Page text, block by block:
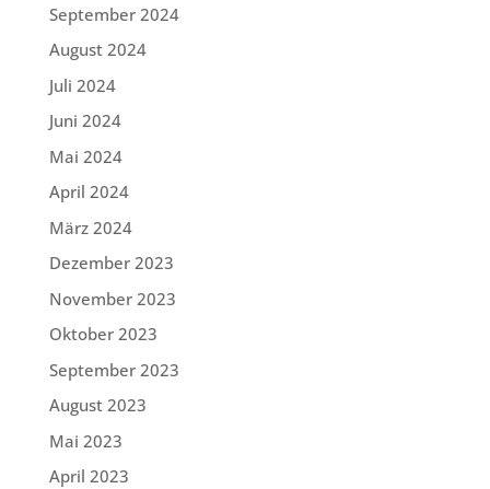
September 2024
August 2024
Juli 2024
Juni 2024
Mai 2024
April 2024
März 2024
Dezember 2023
November 2023
Oktober 2023
September 2023
August 2023
Mai 2023
April 2023